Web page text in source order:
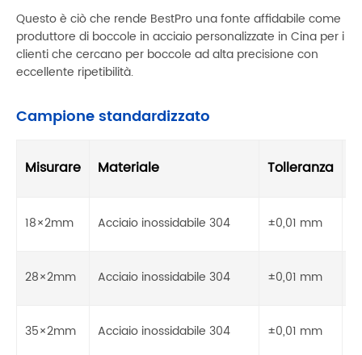
Questo è ciò che rende BestPro una fonte affidabile come
produttore di boccole in acciaio personalizzate in Cina per i
clienti che cercano per boccole ad alta precisione con
eccellente ripetibilità.
Campione standardizzato
Misurare Materiale Tolleranza
18×2mm Acciaio inossidabile 304 ±0,01 mm
28×2mm Acciaio inossidabile 304 ±0,01 mm
35×2mm Acciaio inossidabile 304 ±0,01 mm